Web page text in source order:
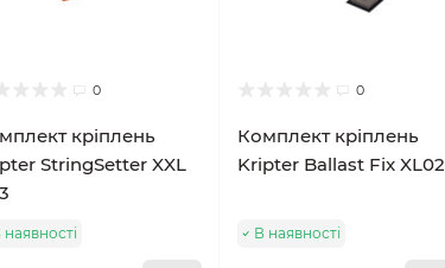
0
кріплень
StringSetter XXL
наявності
0
Комплект кріплень
Kripter Ballast Fix XL02
В наявності